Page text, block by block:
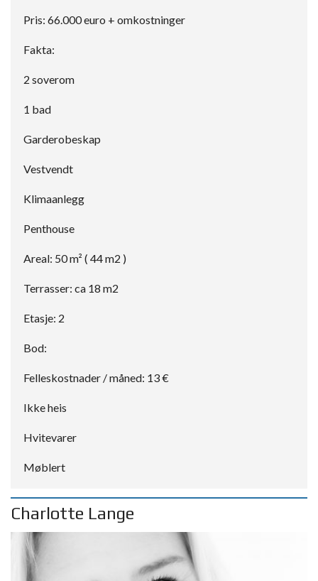
Pris: 66.000 euro + omkostninger
Fakta:
2 soverom
1 bad
Garderobeskap
Vestvendt
Klimaanlegg
Penthouse
Areal: 50 m² ( 44 m2 )
Terrasser: ca 18 m2
Etasje: 2
Bod:
Felleskostnader / måned: 13 €
Ikke heis
Hvitevarer
Møblert
Charlotte Lange